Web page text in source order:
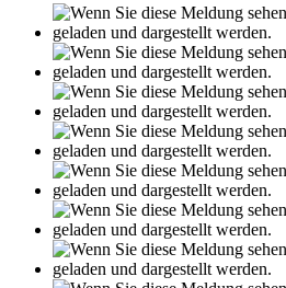
Leseprobe aus 24 Seiten
Grin.com
Versand
Kontakt